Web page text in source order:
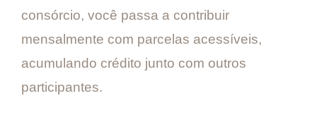
consórcio, você passa a contribuir
mensalmente com parcelas acessíveis,
acumulando crédito junto com outros
participantes.